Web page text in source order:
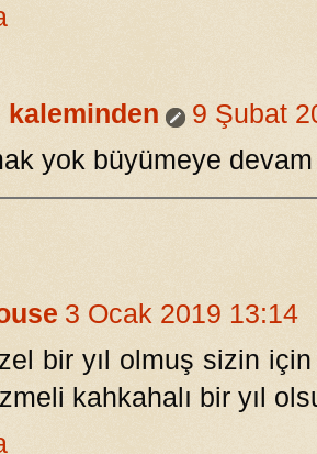
kaleminden
9 Şubat
yok büyümeye
3 Ocak 2019 13:14
bir yıl olmuş sizin
kahkahalı bir yıl